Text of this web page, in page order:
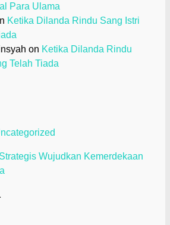
Para Ulama
Ketika Dilanda Rindu Sang Istri
on Ketika Dilanda Rindu
Telah Tiada
Wujudkan Kemerdekaan